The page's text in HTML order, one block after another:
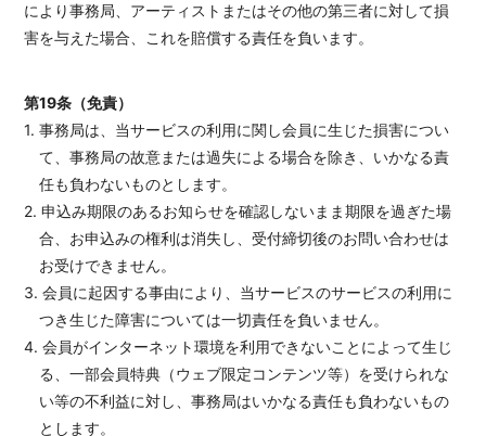
により事務局、アーティストまたはその他の第三者に対して損
害を与えた場合、これを賠償する責任を負います。
第19条（免責）
1. 事務局は、当サービスの利用に関し会員に生じた損害につい
て、事務局の故意または過失による場合を除き、いかなる責
任も負わないものとします。
2. 申込み期限のあるお知らせを確認しないまま期限を過ぎた場
合、お申込みの権利は消失し、受付締切後のお問い合わせは
お受けできません。
3. 会員に起因する事由により、当サービスのサービスの利用に
つき生じた障害については一切責任を負いません。
4. 会員がインターネット環境を利用できないことによって生じ
る、一部会員特典（ウェブ限定コンテンツ等）を受けられな
い等の不利益に対し、事務局はいかなる責任も負わないもの
とします。